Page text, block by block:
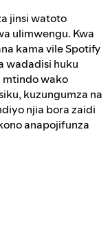
jinsi watoto
ulimwengu. Kwa
kama vile Spotify
wadadisi huku
mtindo wako
kuzungumza na
njia bora zaidi
anapojifunza